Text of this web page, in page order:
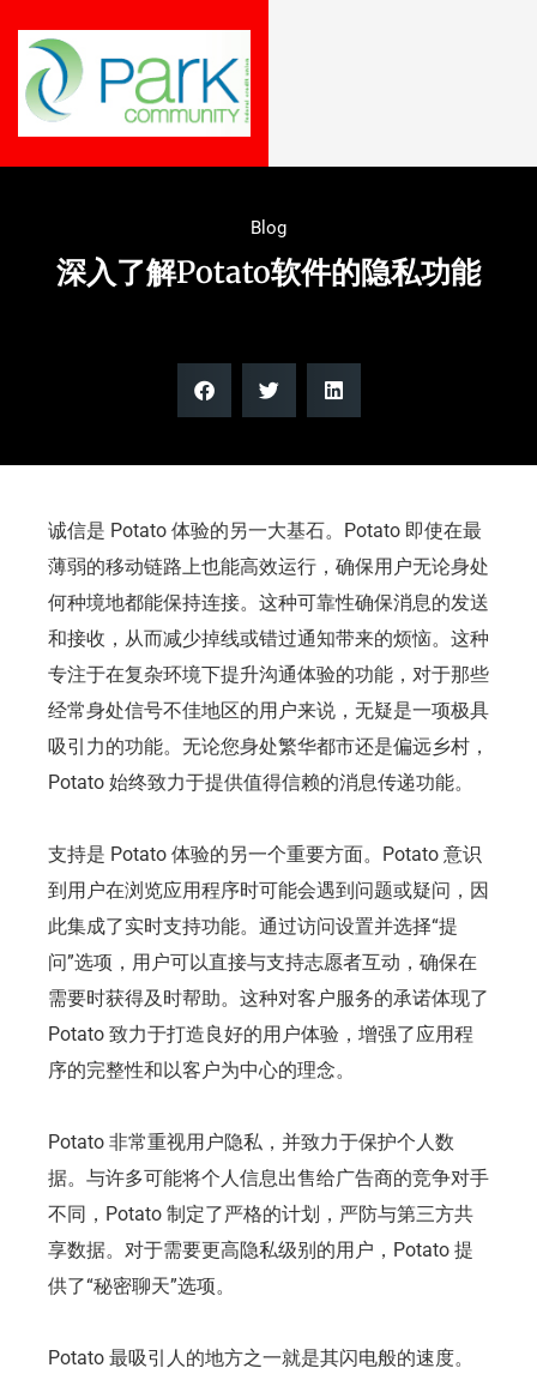
Blog
深入了解Potato软件的隐私功能
诚信是 Potato 体验的另一大基石。Potato 即使在最
薄弱的移动链路上也能高效运行，确保用户无论身处
何种境地都能保持连接。这种可靠性确保消息的发送
和接收，从而减少掉线或错过通知带来的烦恼。这种
专注于在复杂环境下提升沟通体验的功能，对于那些
经常身处信号不佳地区的用户来说，无疑是一项极具
吸引力的功能。无论您身处繁华都市还是偏远乡村，
Potato 始终致力于提供值得信赖的消息传递功能。
支持是 Potato 体验的另一个重要方面。Potato 意识
到用户在浏览应用程序时可能会遇到问题或疑问，因
此集成了实时支持功能。通过访问设置并选择“提
问”选项，用户可以直接与支持志愿者互动，确保在
需要时获得及时帮助。这种对客户服务的承诺体现了
Potato 致力于打造良好的用户体验，增强了应用程
序的完整性和以客户为中心的理念。
Potato 非常重视用户隐私，并致力于保护个人数
据。与许多可能将个人信息出售给广告商的竞争对手
不同，Potato 制定了严格的计划，严防与第三方共
享数据。对于需要更高隐私级别的用户，Potato 提
供了“秘密聊天”选项。
Potato 最吸引人的地方之一就是其闪电般的速度。